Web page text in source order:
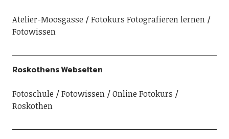
Atelier-Moosgasse
Fotokurs Fotografieren lernen
Fotowissen
Roskothens Webseiten
Fotoschule Fotowissen
Online Fotokurs
Roskothen